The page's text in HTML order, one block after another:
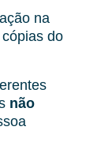
na
do
não